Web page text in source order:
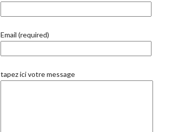
Email (required)
tapez ici votre message